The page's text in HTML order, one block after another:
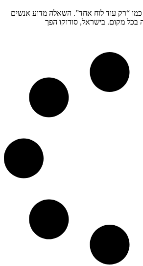
כמו “רק עוד לוח אחד”. השאלה מדוע אנשים
בכל מקום. בישראל, סודוקו הפך